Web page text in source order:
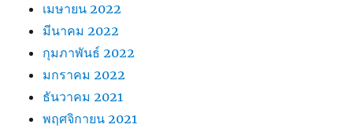
เมษายน 2022
มีนาคม 2022
กุมภาพันธ์ 2022
มกราคม 2022
ธันวาคม 2021
พฤศจิกายน 2021